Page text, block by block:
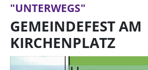
"UNTERWEGS"
GEMEINDEFEST AM
KIRCHENPLATZ